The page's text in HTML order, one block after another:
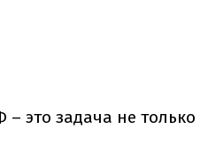
это задача не только